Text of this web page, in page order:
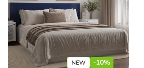
-10%